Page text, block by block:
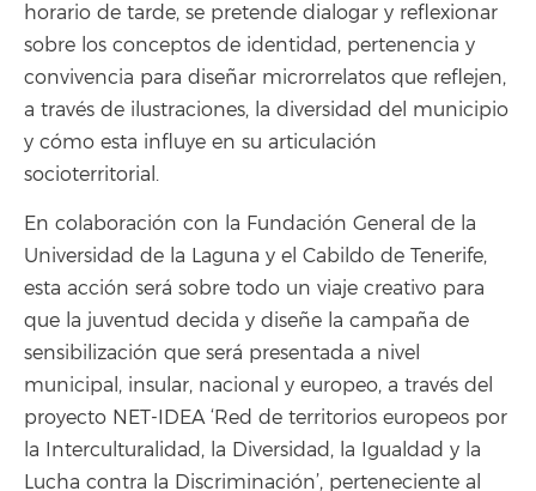
horario de tarde, se pretende dialogar y reflexionar
sobre los conceptos de identidad, pertenencia y
convivencia para diseñar microrrelatos que reflejen,
a través de ilustraciones, la diversidad del municipio
y cómo esta influye en su articulación
socioterritorial.
En colaboración con la Fundación General de la
Universidad de la Laguna y el Cabildo de Tenerife,
esta acción será sobre todo un viaje creativo para
que la juventud decida y diseñe la campaña de
sensibilización que será presentada a nivel
municipal, insular, nacional y europeo, a través del
proyecto NET-IDEA ‘Red de territorios europeos por
la Interculturalidad, la Diversidad, la Igualdad y la
Lucha contra la Discriminación’, perteneciente al